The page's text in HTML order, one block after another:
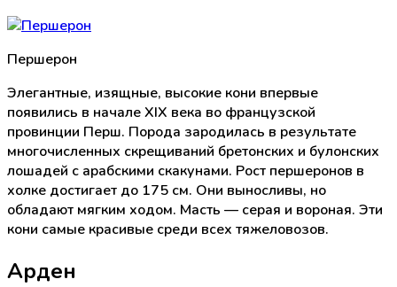
Першерон
Элегантные, изящные, высокие кони впервые
появились в начале XIX века во французской
провинции Перш. Порода зародилась в результате
многочисленных скрещиваний бретонских и булонских
лошадей с арабскими скакунами. Рост першеронов в
холке достигает до 175 см. Они выносливы, но
обладают мягким ходом. Масть — серая и вороная. Эти
кони самые красивые среди всех тяжеловозов.
Арден